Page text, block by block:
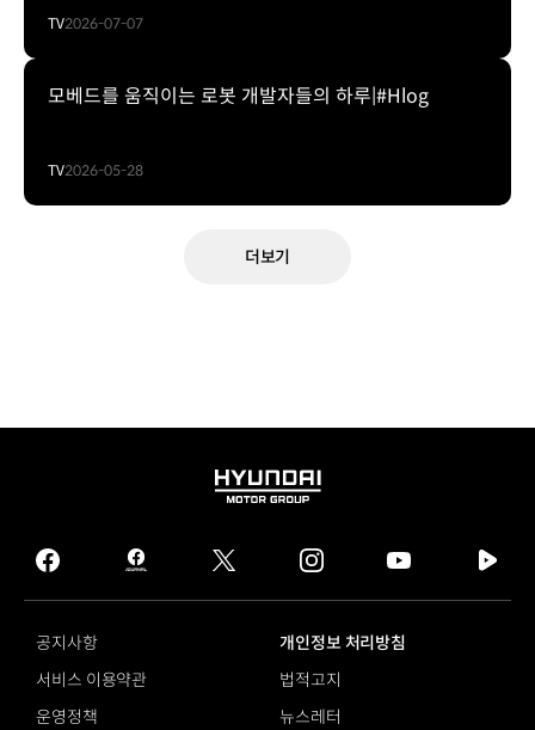
TV2026-07-07
모베드를 움직이는 로봇 개발자들의 하루|#Hlog
TV2026-05-28
더보기
HYUNDAI
GROUP
facebook
hmg
journal
twitter instagram
tv
공지사항
개인정보 처리방침
서비스 이용약관
법적고지
운영정책
뉴스레터